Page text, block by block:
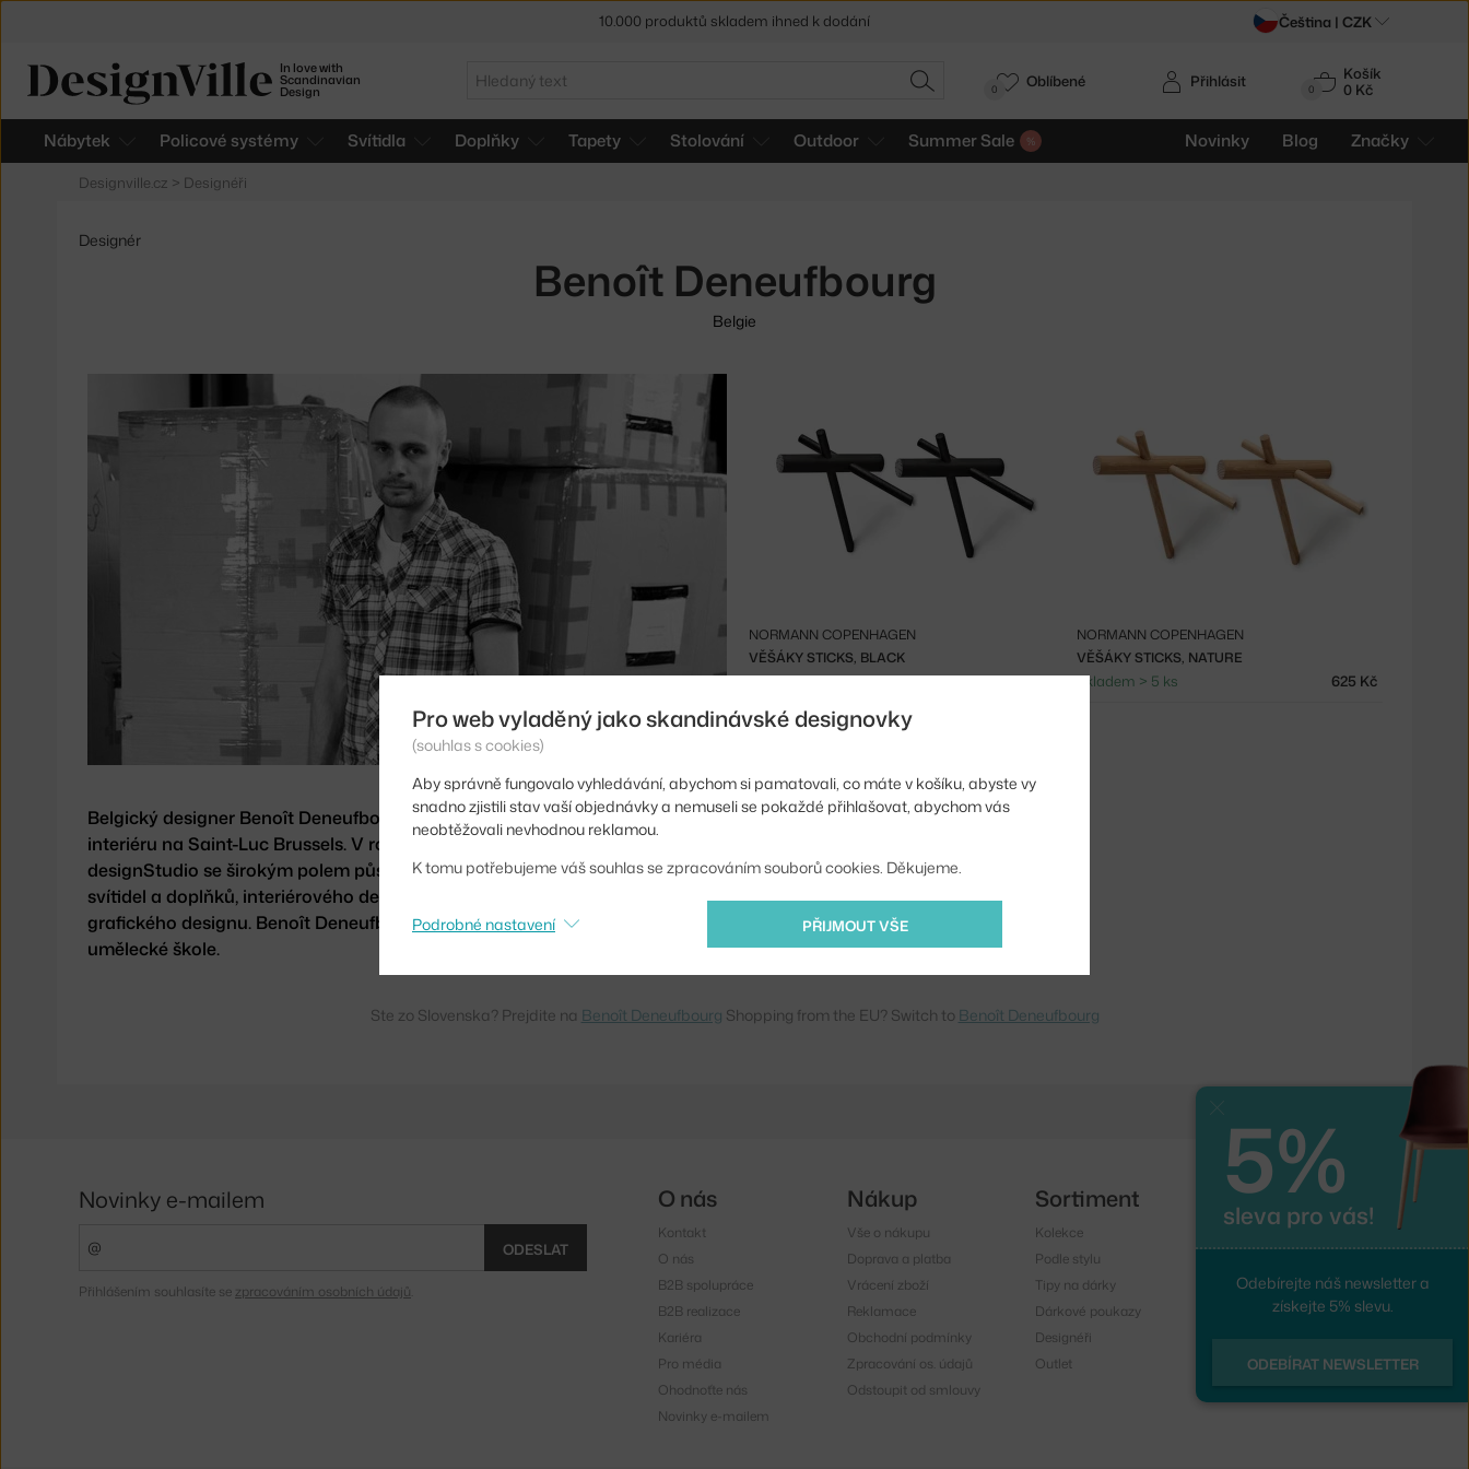
In love with
Scandinavian
Design
Hledat
HLEDAT 0
Košík
0 Kč
Nábytek Policové systémy Svítidla Doplňky Tapety Stolování Outdoor Summer Sale Novinky Blog Značky
Přihlásit
0 Oblíbené
Designville.cz > Designéři
Designér
Benoît Deneufbourg
Belgie
Belgický designer Benoît Deneufbourg (nar. 1977) vystudoval architekturu
interiéru na Saint-Luc Brussels. V roce 2004 založil vlastní studio B.dnb
designStudio se širokým polem působnosti v oblasti návrhů nábytku,
svítidel a doplňků, interiérového designu, uměleckých instalací a
grafického designu. Benoît Deneufbourg také vyučuje v bruselské
umělecké škole.
Benoît
Deneufbourg
VĚŠÁKY STICKS, BLACK
NORMANN COPENHAGEN
Skladem 3 ks 625 Kč
VĚŠÁKY STICKS, NATURE
NORMANN COPENHAGEN
Skladem > 5 ks 625 Kč
Ste zo Slovenska? Prejdite na Benoît Deneufbourg Shopping from the EU? Switch to Benoît Deneufbourg
10.000 produktů skladem ihned k dodání Čeština | CZK
Pro web vyladěný jako skandinávské designovky
(souhlas s cookies)
Aby správně fungovalo vyhledávání, abychom si pamatovali, co máte v košíku, abyste vy
snadno zjistili stav vaší objednávky a nemuseli se pokaždé přihlašovat, abychom vás
neobtěžovali nevhodnou reklamou.
K tomu potřebujeme váš souhlas se zpracováním souborů cookies. Děkujeme.
PŘIJMOUT VŠE
Podrobné nastavení
5%
sleva pro vás!
Odebírejte náš newsletter a
získejte 5% slevu.
ODEBÍRAT NEWSLETTER
Novinky e-mailem
ODESLAT
Přihlášením souhlasíte se zpracováním osobních údajů
O nás
Kontakt
O nás
B2B spolupráce
B2B realizace
Kariéra
Pro média
Ohodnoťte nás
Novinky e-mailem
Nákup
Vše o nákupu
Doprava a platba
Vrácení zboží
Reklamace
Obchodní podmínky
Zpracování os. údajů
Odstoupit od smlouvy
Sortiment
Kolekce
Podle stylu
Tipy na dárky
Dárkové poukazy
Designéři
Outlet
Sledujte nás